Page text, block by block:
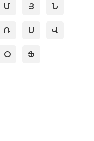
Մ Յ Ն
Ռ Ս Վ
Օ Ֆ